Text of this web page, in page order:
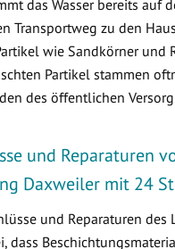
das Wasser bereits auf
Transportweg zu den
wie Sandkörner und
Partikel stammen
des öffentlichen
und Reparaturen
Daxweiler mit 24
und Reparaturen des
dass